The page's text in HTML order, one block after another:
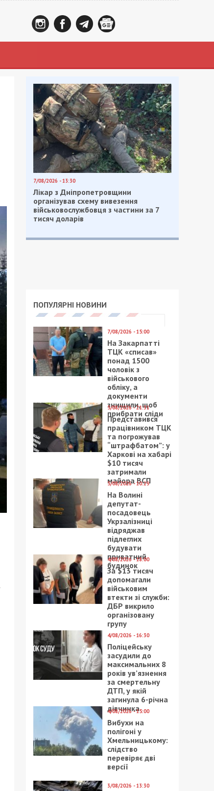
7/08/2026 - 13:30
Лікар з Дніпропетровщини
організував схему вивезення
військовослужбовця з частини за 7
тисяч доларів
ПОПУЛЯРНІ НОВИНИ
7/08/2026 - 15:00
На Закарпатті
ТЦК «списав»
понад 1500
чоловік з
військового
обліку, а
документи
знищили, щоб
прибрати сліди
5/08/2026 - 21:31
Представився
працівником ТЦК
та погрожував
“штрафбатом”: у
Харкові на хабарі
$10 тисяч
затримали
майора ВСП
5/08/2026 - 10:29
На Волині
депутат-
посадовець
Укрзалізниці
відряджав
підлеглих
будувати
приватний
будинок
4/08/2026 - 18:00
За $13 тисяч
допомагали
військовим
втекти зі служби:
ДБР викрило
організовану
групу
4/08/2026 - 16:30
Поліцейську
засудили до
максимальних 8
років ув’язнення
за смертельну
ДТП, у якій
загинула 6-річна
дівчинка
4/08/2026 - 15:00
Вибухи на
полігоні у
Хмельницькому:
слідство
перевіряє дві
версії
3/08/2026 - 13:30